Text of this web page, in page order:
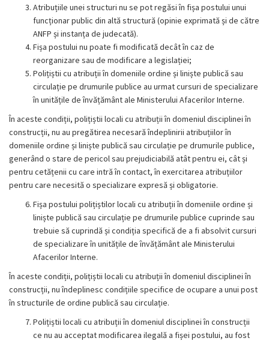
Atribuțiile unei structuri nu se pot regăsi în fișa postului unui
funcționar public din altă structură (opinie exprimată și de către
ANFP și instanța de judecată).
Fișa postului nu poate fi modificată decât în caz de
reorganizare sau de modificare a legislației;
Polițiștii cu atribuții în domeniile ordine și liniște publică sau
circulație pe drumurile publice au urmat cursuri de specializare
în unitățile de învățământ ale Ministerului Afacerilor Interne.
În aceste condiții, polițiștii locali cu atribuții în domeniul disciplinei în
construcții, nu au pregătirea necesară îndeplinirii atribuțiilor în
domeniile ordine și liniște publică sau circulație pe drumurile publice,
generând o stare de pericol sau prejudiciabilă atât pentru ei, cât și
pentru cetățenii cu care intră în contact, în exercitarea atribuțiilor
pentru care necesită o specializare expresă și obligatorie.
Fișa postului polițiștilor locali cu atribuții în domeniile ordine și
liniște publică sau circulație pe drumurile publice cuprinde sau
trebuie să cuprindă și condiția specifică de a fi absolvit cursuri
de specializare în unitățile de învățământ ale Ministerului
Afacerilor Interne.
În aceste condiții, polițiștii locali cu atribuții în domeniul disciplinei în
construcții, nu îndeplinesc condițiile specifice de ocupare a unui post
în structurile de ordine publică sau circulație.
Polițiștii locali cu atribuții în domeniul disciplinei în construcții
ce nu au acceptat modificarea ilegală a fișei postului, au fost